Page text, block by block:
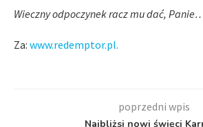
Wieczny odpoczynek racz mu dać,
Za: www.redemptor.pl.
poprzedni wpis
Najbliżsi nowi święci